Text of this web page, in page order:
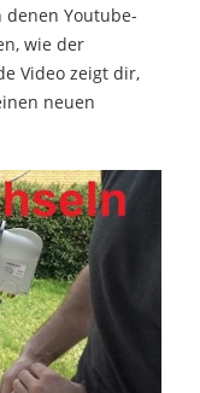
denen Youtube-
wie der
Video zeigt dir,
neuen